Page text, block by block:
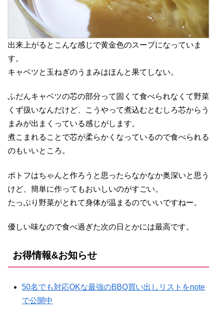
出来上がるとこんな感じで黄金色のスープになっていま
す。
キャベツと玉ねぎのうまみはほんと果てしない。
ふだんキャベツの芯の部分って固くて食べられなくて野菜
くず扱いなんだけど、こうやって煮込むとむしろ芯からう
まみが出まくっている感じがします。
煮こまれることで芯が柔らかくなっているので食べられる
のもいいところ。
ポトフはちゃんと作ろうと思ったらなかなか奥深いと思う
けど、簡単に作ってもおいしいのがすごい。
たっぷり野菜がとれて身体が温まるのでいいですねー。
優しい味なので食べ過ぎた次の日とかには最高です。
お得情報&お知らせ
50名でも対応OKな最強のBBQ買い出しリストをnote
で公開中